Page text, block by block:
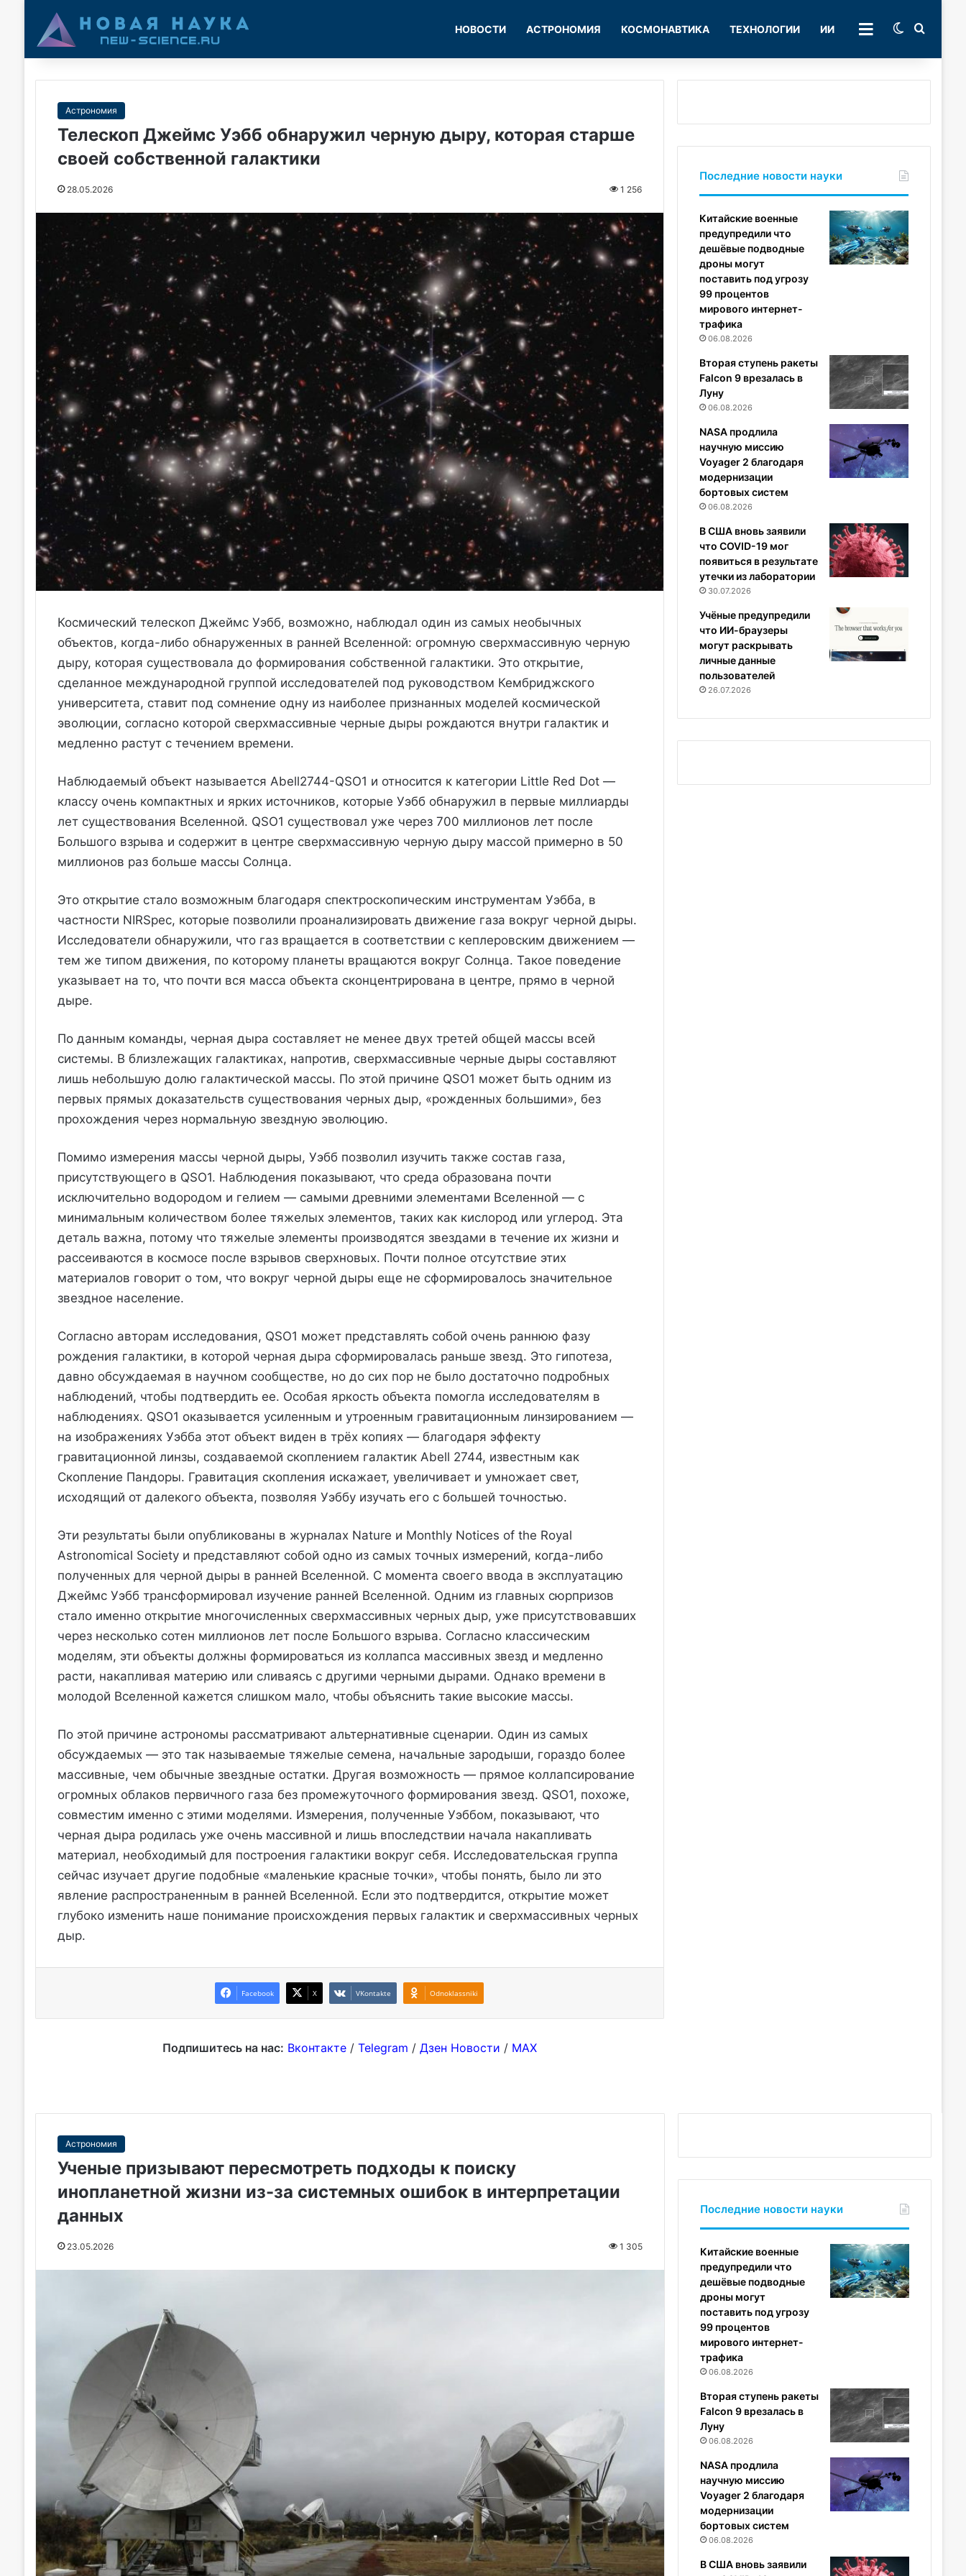
НОВОСТИ АСТРОНОМИЯ КОСМОНАВТИКА ТЕХНОЛОГИИ ИИ РУБРИКИSwitch skin
Астрономия
Телескоп Джеймс Уэбб обнаружил черную дыру, которая старше
своей собственной галактики
28.05.2026 1 256
Космический телескоп Джеймс Уэбб, возможно, наблюдал один из самых необычных
объектов, когда-либо обнаруженных в ранней Вселенной: огромную сверхмассивную черную
дыру, которая существовала до формирования собственной галактики. Это открытие,
сделанное международной группой исследователей под руководством Кембриджского
университета, ставит под сомнение одну из наиболее признанных моделей космической
эволюции, согласно которой сверхмассивные черные дыры рождаются внутри галактик и
медленно растут с течением времени.
Наблюдаемый объект называется Abell2744-QSO1 и относится к категории Little Red Dot —
классу очень компактных и ярких источников, которые Уэбб обнаружил в первые миллиарды
лет существования Вселенной. QSO1 существовал уже через 700 миллионов лет после
Большого взрыва и содержит в центре сверхмассивную черную дыру массой примерно в 50
миллионов раз больше массы Солнца.
Это открытие стало возможным благодаря спектроскопическим инструментам Уэбба, в
частности NIRSpec, которые позволили проанализировать движение газа вокруг черной дыры.
Исследователи обнаружили, что газ вращается в соответствии с кеплеровским движением —
тем же типом движения, по которому планеты вращаются вокруг Солнца. Такое поведение
указывает на то, что почти вся масса объекта сконцентрирована в центре, прямо в черной
дыре.
По данным команды, черная дыра составляет не менее двух третей общей массы всей
системы. В близлежащих галактиках, напротив, сверхмассивные черные дыры составляют
лишь небольшую долю галактической массы. По этой причине QSO1 может быть одним из
первых прямых доказательств существования черных дыр, «рожденных большими», без
прохождения через нормальную звездную эволюцию.
Помимо измерения массы черной дыры, Уэбб позволил изучить также состав газа,
присутствующего в QSO1. Наблюдения показывают, что среда образована почти
исключительно водородом и гелием — самыми древними элементами Вселенной — с
минимальным количеством более тяжелых элементов, таких как кислород или углерод. Эта
деталь важна, потому что тяжелые элементы производятся звездами в течение их жизни и
рассеиваются в космосе после взрывов сверхновых. Почти полное отсутствие этих
материалов говорит о том, что вокруг черной дыры еще не сформировалось значительное
звездное население.
Согласно авторам исследования, QSO1 может представлять собой очень раннюю фазу
рождения галактики, в которой черная дыра сформировалась раньше звезд. Это гипотеза,
давно обсуждаемая в научном сообществе, но до сих пор не было достаточно подробных
наблюдений, чтобы подтвердить ее. Особая яркость объекта помогла исследователям в
наблюдениях. QSO1 оказывается усиленным и утроенным гравитационным линзированием —
на изображениях Уэбба этот объект виден в трёх копиях — благодаря эффекту
гравитационной линзы, создаваемой скоплением галактик Abell 2744, известным как
Скопление Пандоры. Гравитация скопления искажает, увеличивает и умножает свет,
исходящий от далекого объекта, позволяя Уэббу изучать его с большей точностью.
Эти результаты были опубликованы в журналах Nature и Monthly Notices of the Royal
Astronomical Society и представляют собой одно из самых точных измерений, когда-либо
полученных для черной дыры в ранней Вселенной. С момента своего ввода в эксплуатацию
Джеймс Уэбб трансформировал изучение ранней Вселенной. Одним из главных сюрпризов
стало именно открытие многочисленных сверхмассивных черных дыр, уже присутствовавших
через несколько сотен миллионов лет после Большого взрыва. Согласно классическим
моделям, эти объекты должны формироваться из коллапса массивных звезд и медленно
расти, накапливая материю или сливаясь с другими черными дырами. Однако времени в
молодой Вселенной кажется слишком мало, чтобы объяснить такие высокие массы.
По этой причине астрономы рассматривают альтернативные сценарии. Один из самых
обсуждаемых — это так называемые тяжелые семена, начальные зародыши, гораздо более
массивные, чем обычные звездные остатки. Другая возможность — прямое коллапсирование
огромных облаков первичного газа без промежуточного формирования звезд. QSO1, похоже,
совместим именно с этими моделями. Измерения, полученные Уэббом, показывают, что
черная дыра родилась уже очень массивной и лишь впоследствии начала накапливать
материал, необходимый для построения галактики вокруг себя. Исследовательская группа
сейчас изучает другие подобные «маленькие красные точки», чтобы понять, было ли это
явление распространенным в ранней Вселенной. Если это подтвердится, открытие может
глубоко изменить наше понимание происхождения первых галактик и сверхмассивных черных
дыр.
Facebook X VKontakte Odnoklassniki
Подпишитесь на нас: Вконтакте/ Telegram / Дзен Новости / MAX
Последние новости науки
Китайские военные
предупредили что
дешёвые подводные
дроны могут
поставить под угрозу
99 процентов
мирового интернет-
трафика
06.08.2026
Вторая ступень ракеты
Falcon 9 врезалась в
Луну
06.08.2026
NASA продлила
научную миссию
Voyager 2 благодаря
модернизации
бортовых систем
06.08.2026
В США вновь заявили
что COVID-19 мог
появиться в результате
утечки из лаборатории
30.07.2026
Учёные предупредили
что ИИ-браузеры
могут раскрывать
личные данные
пользователей
26.07.2026